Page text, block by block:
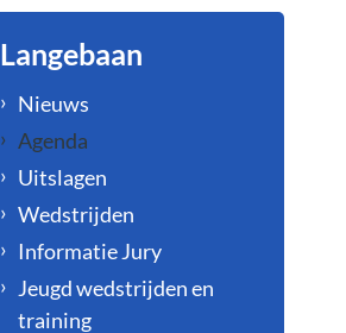
Langebaan
Nieuws
Agenda
Uitslagen
Wedstrijden
Informatie Jury
Jeugd wedstrijden en
training